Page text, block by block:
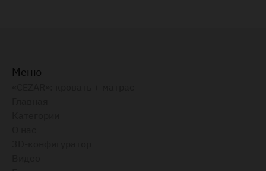
Меню